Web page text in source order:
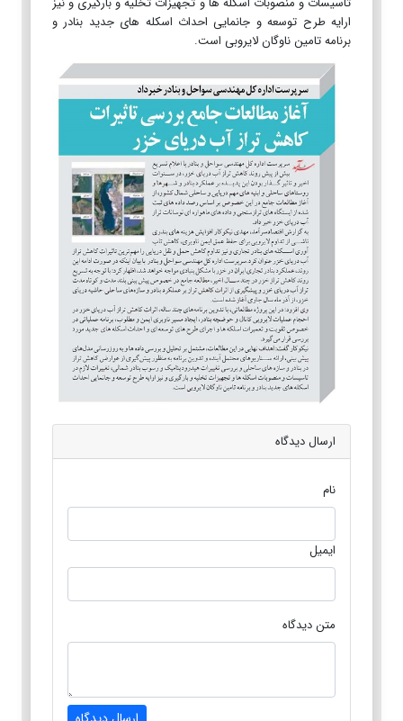
ارایه طرح توسعه و جانمایی احداث اسکله های جدید بنادر و
برنامه تامین ناوگان لایروبی است.
ارسال دیدگاه
نام
ایمیل
متن دیدگاه